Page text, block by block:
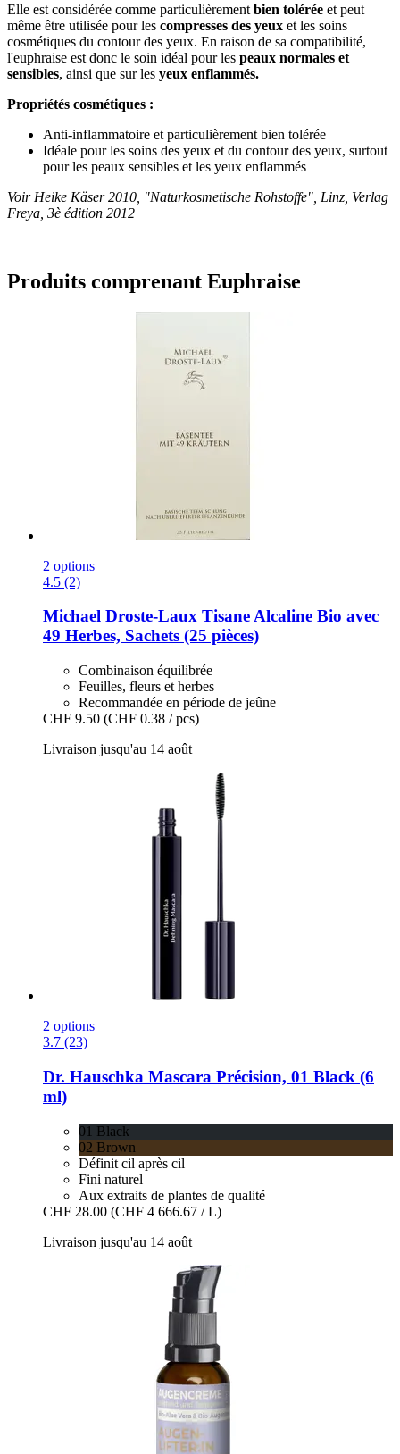
Elle est considérée comme particulièrement bien tolérée et peut
même être utilisée pour les compresses des yeux et les soins
cosmétiques du contour des yeux. En raison de sa compatibilité,
l'euphraise est donc le soin idéal pour les peaux normales et
sensibles, ainsi que sur les yeux enflammés.
Propriétés cosmétiques :
Anti-inflammatoire et particulièrement bien tolérée
Idéale pour les soins des yeux et du contour des yeux, surtout
pour les peaux sensibles et les yeux enflammés
Voir Heike Käser 2010, "Naturkosmetische Rohstoffe", Linz, Verlag
Freya, 3è édition 2012
Produits comprenant Euphraise
2 options
4.5 (2)
Michael Droste-Laux Tisane Alcaline Bio avec
49 Herbes, Sachets (25 pièces)
Combinaison équilibrée
Feuilles, fleurs et herbes
Recommandée en période de jeûne
CHF 9.50 (CHF 0.38 / pcs)
Livraison jusqu'au 14 août
2 options
3.7 (23)
Dr. Hauschka Mascara Précision, 01 Black (6
ml)
01 Black
02 Brown
Définit cil après cil
Fini naturel
Aux extraits de plantes de qualité
CHF 28.00 (CHF 4 666.67 / L)
Livraison jusqu'au 14 août